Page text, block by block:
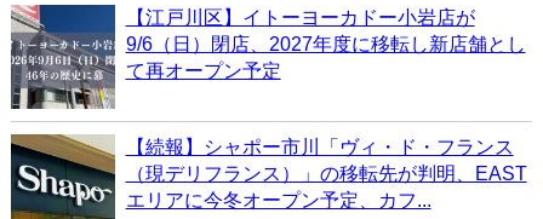
【江戸川区】イトーヨーカドー小岩店が
9/6（日）閉店、2027年度に移転し新店舗とし
て再オープン予定
【続報】シャポー市川「ヴィ・ド・フランス
（現デリフランス）」の移転先が判明、EAST
エリアに今冬オープン予定、カフ...